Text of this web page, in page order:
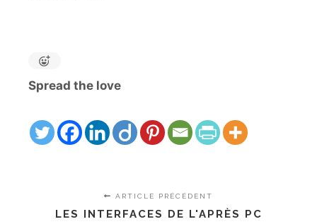
Spread the love
ARTICLE PRÉCÉDENT
LES INTERFACES DE L'APRÈS PC